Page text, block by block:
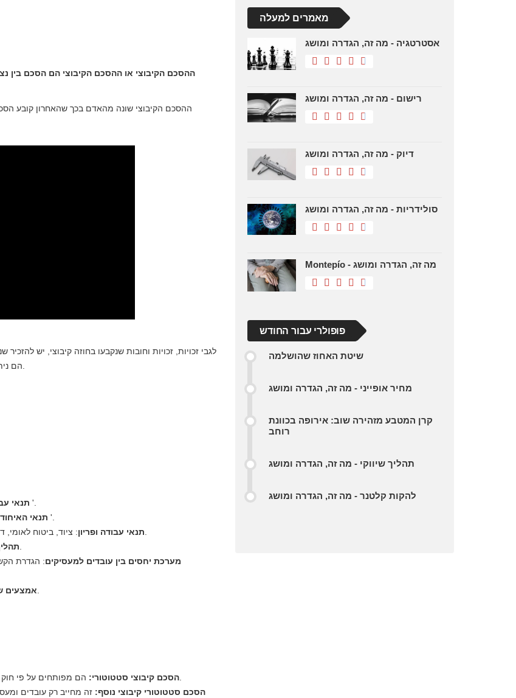
ההסכם הקיבוצי או ההסכם הקיבוצי הם הסכם בין
ההסכם הקיבוצי שונה מהאדם בכך שהאחרון קובע
לגבי זכויות, זכויות וחובות שנקבעו בחוזה קיבוצי, יש
תנאי : שעות עבודה, ימי מנוחה, משך החוזים; ביצוע אכיפה וכו '.
תנאי האיחוד : בחירות ונהלים לוועדות חברות, נציגי עובדים, דמי מיקוח וכו '.
תנאי עבודה ופריון
מערכת יחסים בין עובדים למעסיקים: הגדרת
אמצעים
הסכם קיבוצי סטטוטורי:
הסכם סטטוטורי קיבוצי נוסף: זה מחייב רק עובדים
מאמרים למעלה
אסטרטגיה - מה זה, הגדרה ומושג
רישום - מה זה, הגדרה ומושג
דיוק - מה זה, הגדרה ומושג
סולידריות - מה זה, הגדרה ומושג
Montepío - מה זה, הגדרה ומושג
פופולרי עבור החודש
שיטת האחוז שהושלמה
מחיר אופייני - מה זה, הגדרה ומושג
קרן המטבע מזהירה שוב: אירופה בכוונת
רוחב
תהליך שיווקי - מה זה, הגדרה ומושג
להקות קלטנר - מה זה, הגדרה ומושג